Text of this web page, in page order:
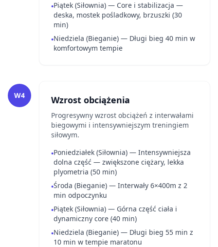
•Piątek (Siłownia) — Core i stabilizacja —
deska, mostek pośladkowy, brzuszki (30
min)
•Niedziela (Bieganie) — Długi bieg 40 min w
komfortowym tempie
W4 Wzrost obciążenia
Progresywny wzrost obciążeń z interwałami
biegowymi i intensywniejszym treningiem
siłowym.
•Poniedziałek (Siłownia) — Intensywniejsza
dolna część — zwiększone ciężary, lekka
plyometria (50 min)
•Środa (Bieganie) — Interwały 6×400m z 2
min odpoczynku
•Piątek (Siłownia) — Górna część ciała i
dynamiczny core (40 min)
•Niedziela (Bieganie) — Długi bieg 55 min z
10 min w tempie maratonu